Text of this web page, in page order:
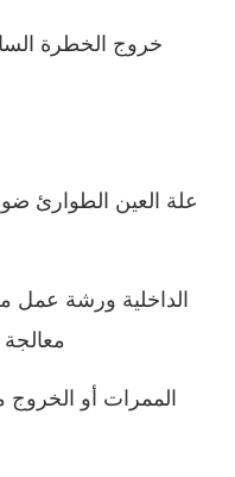
خروج الخطرة
علة العين الطوارئ
الداخلية ورشة عمل
الممرات أو